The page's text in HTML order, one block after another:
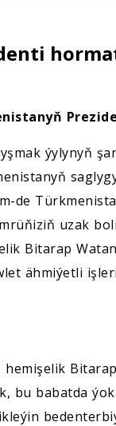
ýylynyň
de
uzak
Bitarap
ähmiýetli
hemişelik
bu babatda